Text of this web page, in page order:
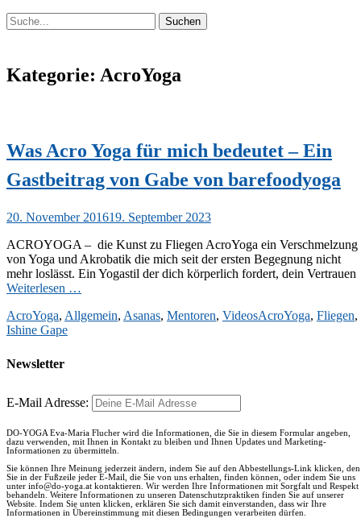
Suchen
Suchen
nach:
Kategorie: AcroYoga
Was Acro Yoga für mich bedeutet – Ein
Gastbeitrag von Gabe von barefoodyoga
Veröffentlicht
20. November 201619. September 2023
ACROYOGA – die Kunst zu Fliegen AcroYoga ein Verschmelzung
von Yoga und Akrobatik die mich seit der ersten Begegnung nicht
mehr loslässt. Ein Yogastil der dich körperlich fordert, dein Vertrauen
Weiterlesen …
Kategorien
AcroYoga, Allgemein, Asanas, Mentoren, VideosSchlagworte
AcroYoga, Fliegen,
Ishine Gape
Newsletter
E-Mail Adresse:
DO-YOGA Eva-Maria Flucher wird die Informationen, die Sie in diesem Formular angeben,
dazu verwenden, mit Ihnen in Kontakt zu bleiben und Ihnen Updates und Marketing-
Informationen zu übermitteln.
Sie können Ihre Meinung jederzeit ändern, indem Sie auf den Abbestellungs-Link klicken, den
Sie in der Fußzeile jeder E-Mail, die Sie von uns erhalten, finden können, oder indem Sie uns
unter info@do-yoga.at kontaktieren. Wir werden Ihre Informationen mit Sorgfalt und Respekt
behandeln. Weitere Informationen zu unseren Datenschutzpraktiken finden Sie auf unserer
Website. Indem Sie unten klicken, erklären Sie sich damit einverstanden, dass wir Ihre
Informationen in Übereinstimmung mit diesen Bedingungen verarbeiten dürfen.